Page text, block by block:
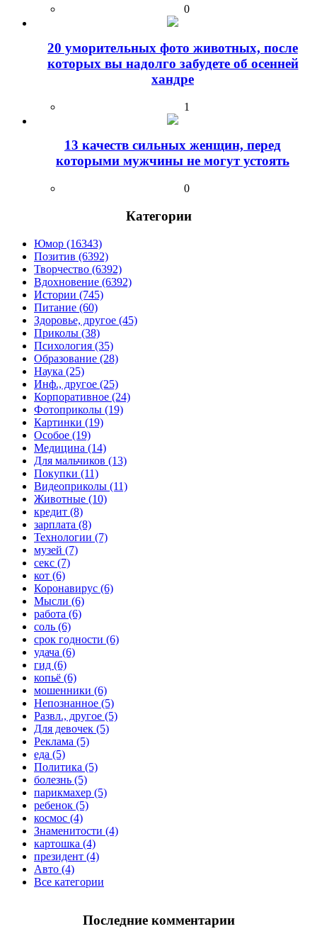
0
20 уморительных фото животных, после
которых вы надолго забудете об осенней
хандре
1
13 качеств сильных женщин, перед
которыми мужчины не могут устоять
0
Категории
Юмор (16343)
Позитив (6392)
Творчество (6392)
Вдохновение (6392)
Истории (745)
Питание (60)
Здоровье, другое (45)
Приколы (38)
Психология (35)
Образование (28)
Наука (25)
Инф., другое (25)
Корпоративное (24)
Фотоприколы (19)
Картинки (19)
Особое (19)
Медицина (14)
Для мальчиков (13)
Покупки (11)
Видеоприколы (11)
Животные (10)
кредит (8)
зарплата (8)
Технологии (7)
музей (7)
секс (7)
кот (6)
Коронавирус (6)
Мысли (6)
работа (6)
соль (6)
срок годности (6)
удача (6)
гид (6)
копьё (6)
мошенники (6)
Непознанное (5)
Развл., другое (5)
Для девочек (5)
Реклама (5)
еда (5)
Политика (5)
болезнь (5)
парикмахер (5)
ребенок (5)
космос (4)
Знаменитости (4)
картошка (4)
президент (4)
Авто (4)
Все категории
Последние комментарии